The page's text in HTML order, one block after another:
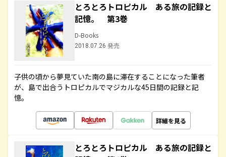
とろとろトロピカル ある旅の記録と
記憶。 第3巻
D-Books
2018.07.26 発売
子供の頃から夢見ていた南の島に滞在することになった筆者
が、島で出合うトロピカルでマジカルな45日間の記録と記
憶。
詳細を見る
とろとろトロピカル ある旅の記録と